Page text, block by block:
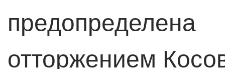
отторжением